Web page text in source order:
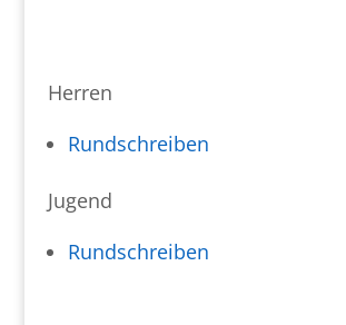
Herren
Rundschreiben
Jugend
Rundschreiben